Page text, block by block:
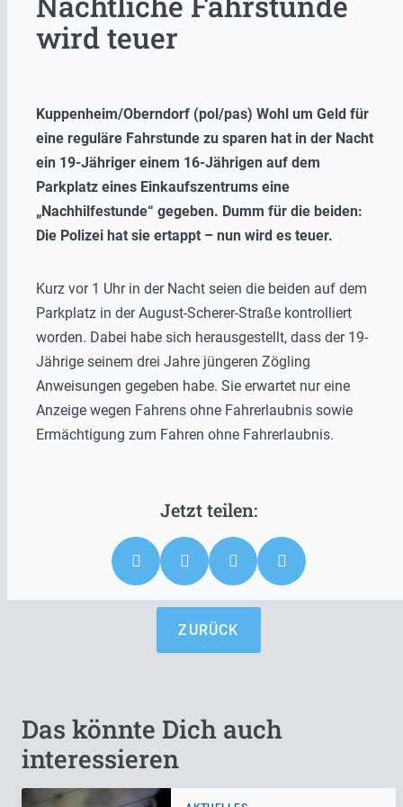
wird teuer
Kuppenheim/Oberndorf (pol/pas) Wohl um Geld für
eine reguläre Fahrstunde zu sparen hat in der Nacht
ein 19-Jähriger einem 16-Jährigen auf dem
Parkplatz eines Einkaufszentrums eine
„Nachhilfestunde“ gegeben. Dumm für die beiden:
Die Polizei hat sie ertappt – nun wird es teuer.
Kurz vor 1 Uhr in der Nacht seien die beiden auf dem
Parkplatz in der August-Scherer-Straße kontrolliert
worden. Dabei habe sich herausgestellt, dass der 19-
Jährige seinem drei Jahre jüngeren Zögling
Anweisungen gegeben habe. Sie erwartet nur eine
Anzeige wegen Fahrens ohne Fahrerlaubnis sowie
Ermächtigung zum Fahren ohne Fahrerlaubnis.
ZURÜCK
Das könnte Dich auch
interessieren